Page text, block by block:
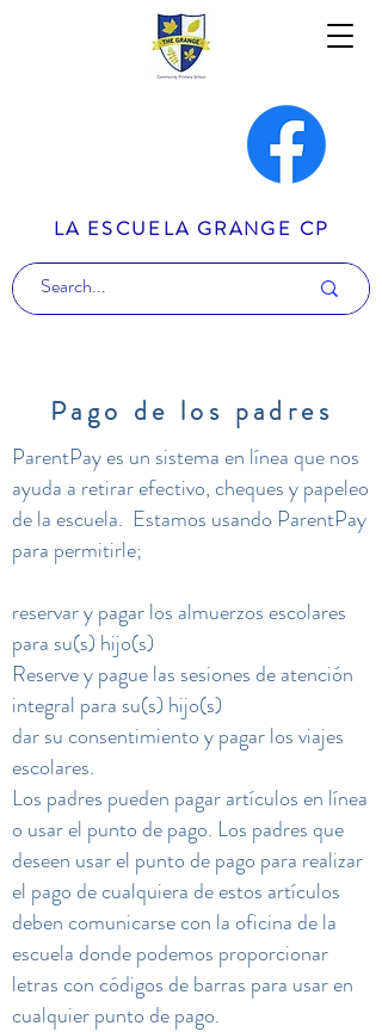
LA ESCUELA GRANGE CP
Pago de los padres
ParentPay es un sistema en línea que nos
ayuda a retirar efectivo, cheques y papeleo
de la escuela. Estamos usando ParentPay
para permitirle;
reservar y pagar los almuerzos escolares
para su(s) hijo(s)
Reserve y pague las sesiones de atención
integral para su(s) hijo(s)
dar su consentimiento y pagar los viajes
escolares.
Los padres pueden pagar artículos en línea
o usar el punto de pago. Los padres que
deseen usar el punto de pago para realizar
el pago de cualquiera de estos artículos
deben comunicarse con la oficina de la
escuela donde podemos proporcionar
letras con códigos de barras para usar en
cualquier punto de pago.